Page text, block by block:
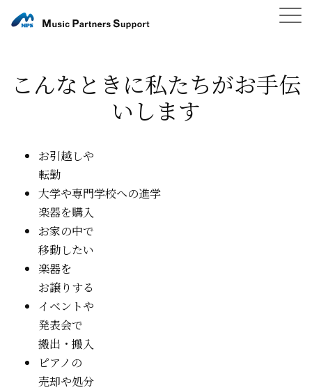
こんなときに私たちがお手伝
いします
お引越しや
転勤
大学や専門学校への進学
楽器を購入
お家の中で
移動したい
楽器を
お譲りする
イベントや
発表会で
搬出・搬入
ピアノの
売却や処分